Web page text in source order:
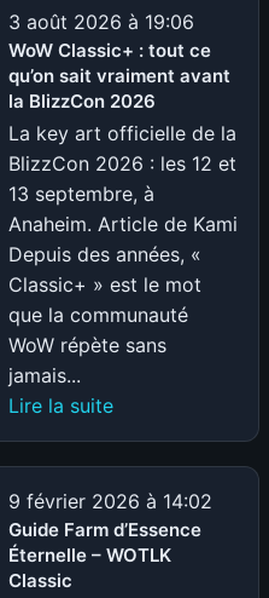
3 août 2026 à 19:06
WoW Classic+ : tout ce
qu’on sait vraiment avant
la BlizzCon 2026
La key art officielle de la
BlizzCon 2026 : les 12 et
13 septembre, à
Anaheim. Article de Kami
Depuis des années, «
Classic+ » est le mot
que la communauté
WoW répète sans
jamais...
Lire la suite:
Classic+
:
tout
ce
9 février 2026 à 14:02
Guide Farm d’Essence
Éternelle – WOTLK
Classic